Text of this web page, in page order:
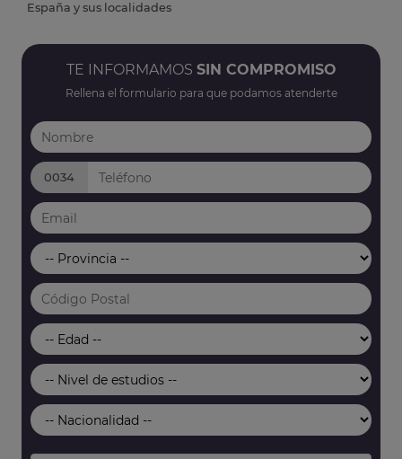
España y sus localidades
TE INFORMAMOS SIN COMPROMISO
Rellena el formulario para que podamos atenderte
0034